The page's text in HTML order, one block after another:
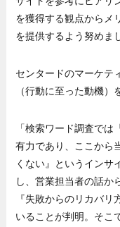
を獲得する観点からメ
を提供するよう努めま
センタードのマーケテ
（行動に至った動機）
「検索ワード調査で
有力であり、ここから
くない』というインサ
し、営業担当者の話か
『失敗からのリカバ
いることが判明。そこ